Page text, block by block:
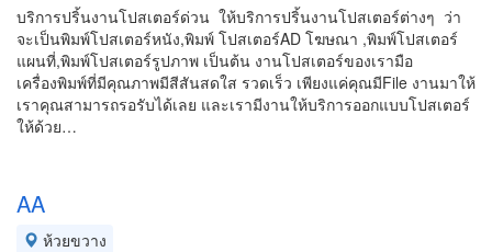
บริการปริ้นงานโปสเตอร์ด่วน ให้บริการปริ้นงานโปสเตอร์ต่างๆ ว่า
จะเป็นพิมพ์โปสเตอร์หนัง,พิมพ์ โปสเตอร์AD โฆษณา ,พิมพ์โปสเตอร์
แผนที่,พิมพ์โปสเตอร์รูปภาพ เป็นต้น งานโปสเตอร์ของเรามือ
เครื่องพิมพ์ที่มีคุณภาพมีสีสันสดใส รวดเร็ว เพียงแค่คุณมีFile งานมาให้
เราคุณสามารถรอรับได้เลย และเรามีงานให้บริการออกแบบโปสเตอร์
ให้ด้วย…
AA
ห้วยขวาง